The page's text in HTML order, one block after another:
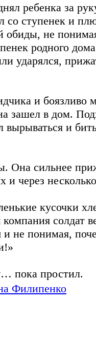
ребенка за
со ступенек и
не
родного
ударялся,
и
зашел в дом.
вырываться и
Она сильнее
через
кусочки
солдат
не понимая,
пока простил.
Филипенко